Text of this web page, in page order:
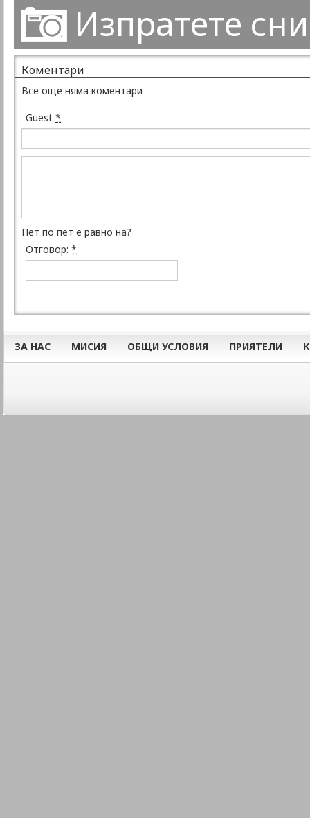
Изпратете
Коментари
Все още няма коментари
Guest *
Пет по пет е равно на?
Отговор: *
ЗА НАС МИСИЯ ОБЩИ УСЛОВИЯ ПРИЯТЕЛИ